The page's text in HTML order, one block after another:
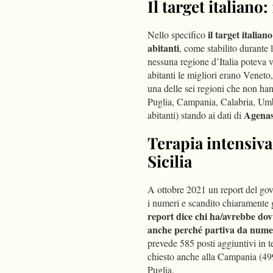
Il target italiano:
Nello specificoil target
abitanti, come stabilito
nessuna regione d’Italia
abitanti le migliori erano
una delle sei regioni che non
Puglia, Campania, Calabria,
abitanti) stando ai dati di
Terapia
Sicilia
A ottobre 2021 un report del
i numeri e scandito
report dice chi ha/avrebbe
anche perché partiva da
prevede 585 posti aggiuntivi in
chiesto anche alla Campania
Puglia.